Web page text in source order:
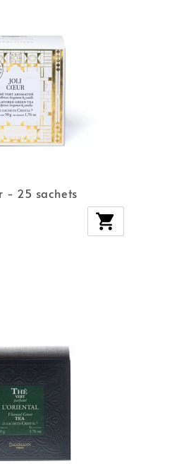
- 25 sachets
